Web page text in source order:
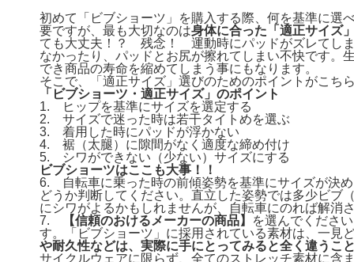
初めて「ビブショーツ」を購入する際、何を基準に
要ですが、最も大切なのは身体に合った「適正サイズ
ても大丈夫！？ 残念！ 運動時にパッドがズレてし
なかったり、パッドとお尻が擦れてしまい不快です。
でき商品の寿命を縮めてしまう事にもなります。
そこで、「適正サイズ」選びのためのポイントがこち
「ビブショーツ・適正サイズ」のポイント
1. ヒップを基準にサイズを選定する
2. サイズで迷った時は若干タイトめを選ぶ
3. 着用した時にパッドが浮かない
4. 裾（太腿）に隙間がなく適度な締め付け
5. シワができない（少ない）サイズにする
ビブショーツはここも大事！！
6. 自転車に乗った時の前傾姿勢を基準にサイズが決
どうか判断してください。直立した姿勢では多少ビブ
にシワがよるかもしれませんが、自転車にのれば解消
7.
【信頼のおけるメーカーの商品】
を選んでくださ
す。「ビブショーツ」に採用されている素材は、一見
や耐久性などは、実際に手にとってみると全く違うこ
サイクルウェアに限らず、全てのストレッチ素材に含